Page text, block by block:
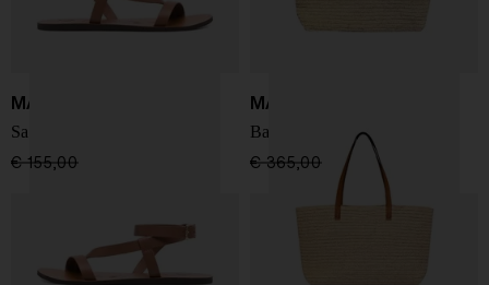
MANEBI
Sandalo Cayon
€ 155,00
MANEBI
Ballerina con Cinturino
€ 365,00 € 292,00